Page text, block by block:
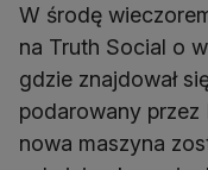
W środę
na Truth Social o
gdzie znajdował
podarowany przez
nowa maszyna